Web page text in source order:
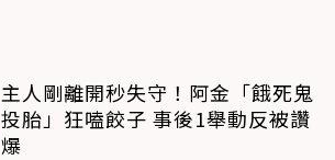
主人剛離開秒失守！阿金「餓死鬼
投胎」狂嗑餃子 事後1舉動反被讚
爆